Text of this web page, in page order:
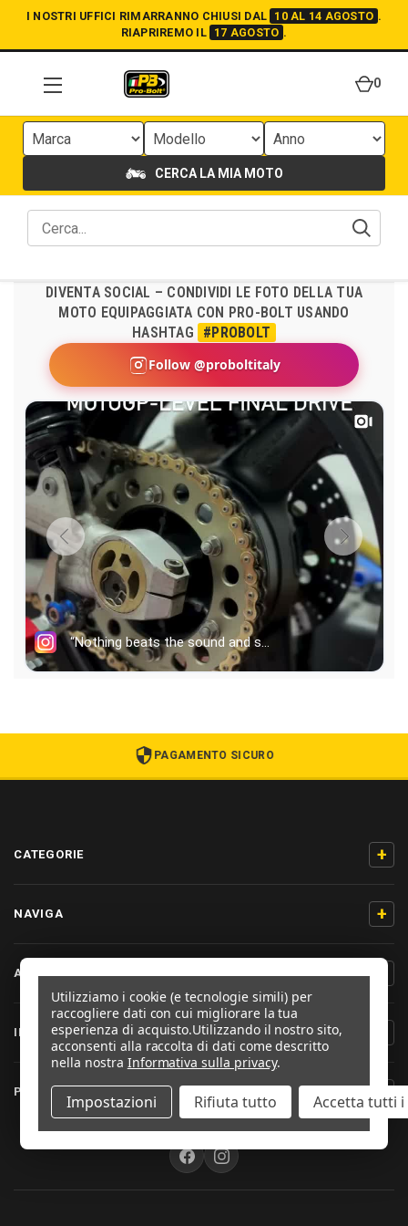
I NOSTRI UFFICI RIMARRANNO CHIUSI DAL 10 AL 14 AGOSTO .
RIAPRIREMO IL 17 AGOSTO .
0
CERCA LA MIA MOTO
DIVENTA SOCIAL – CONDIVIDI LE FOTO DELLA TUA
MOTO EQUIPAGGIATA CON PRO-BOLT USANDO
HASHTAG
#PROBOLT
Follow @proboltitaly
PAGAMENTO SICURO
CATEGORIE +
NAVIGA +
AIUTO & CONTATTO
INFORMAZIONI PRODOTTO
PRO-BOLT ITALIA +
SEGUICI
Utilizziamo i cookie (e tecnologie simili) per
raccogliere dati con cui migliorare la tua
esperienza di acquisto.Utilizzando il nostro sito,
acconsenti alla raccolta di dati come descritto
nella nostra Informativa sulla privacy.
Impostazioni Rifiuta tutto Accetta tutti